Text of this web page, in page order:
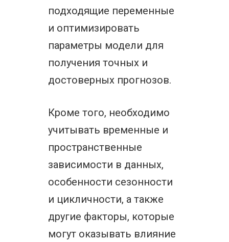
подходящие переменные
и оптимизировать
параметры модели для
получения точных и
достоверных прогнозов.
Кроме того, необходимо
учитывать временные и
пространственные
зависимости в данных,
особенности сезонности
и цикличности, а также
другие факторы, которые
могут оказывать влияние